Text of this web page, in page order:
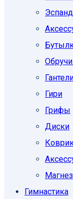
Гири
Грифы
Диски
Гимнастика